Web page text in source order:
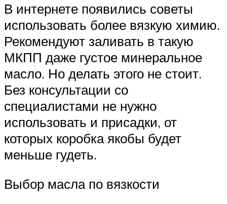
В интернете появились советы
использовать более вязкую химию.
Рекомендуют заливать в такую
МКПП даже густое минеральное
масло. Но делать этого не стоит.
Без консультации со
специалистами не нужно
использовать и присадки, от
которых коробка якобы будет
меньше гудеть.
Выбор масла по вязкости